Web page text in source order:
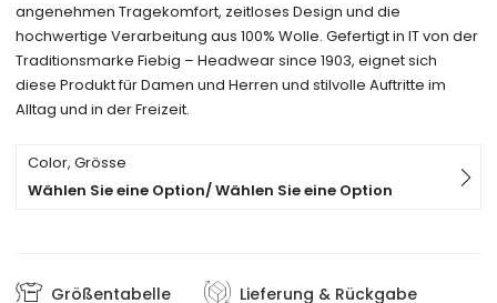
angenehmen Tragekomfort, zeitloses Design und die
hochwertige Verarbeitung aus 100% Wolle. Gefertigt in IT von der
Traditionsmarke Fiebig – Headwear since 1903, eignet sich
diese Produkt für Damen und Herren und stilvolle Auftritte im
Alltag und in der Freizeit.
Color, Grösse
Wählen Sie eine Option/ Wählen Sie eine Option
Größentabelle Lieferung & Rückgabe